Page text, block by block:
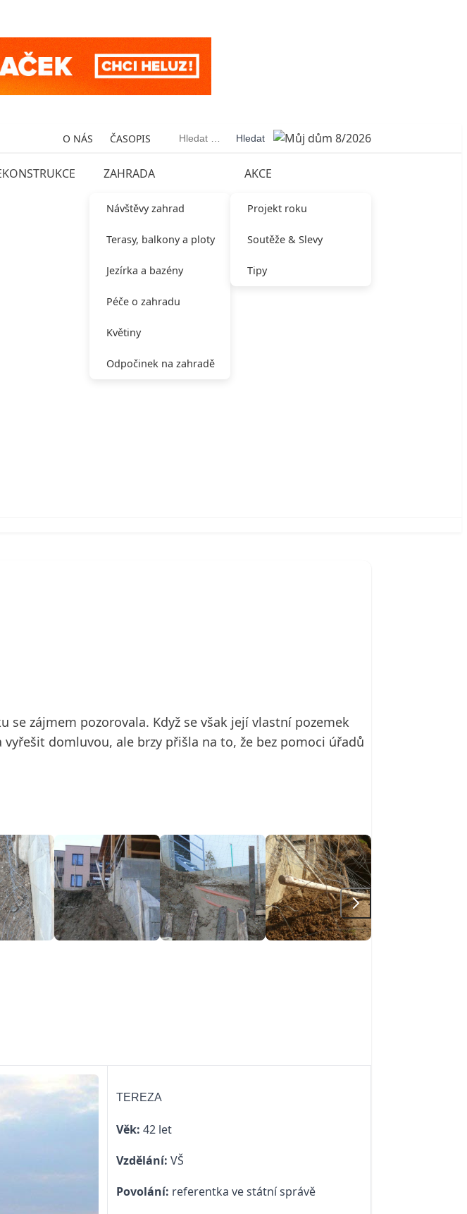
O NÁS ČASOPIS Vyhledávání
ZAHRADA
Návštěvy zahrad
Terasy, balkony a ploty
Jezírka a bazény
Péče o zahradu
Květiny
Odpočinek na zahradě
AKCE
Projekt roku
Soutěže & Slevy
Tipy
se zájmem pozorovala. Když se však její vlastní pozemek
domluvou, ale brzy přišla na to, že bez pomoci úřadů
TEREZA
Věk: 42 let
Vzdělání: VŠ
Povolání: referentka ve státní správě